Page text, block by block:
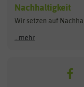
Heizmatte & Heizkabel
Kokos-Quelltabletten
Zimmergewächshaus
Carl Pabst
Florissa
Flortis
Franchi Sementi
Nachhaltigkeit
Wir setzen auf
...mehr